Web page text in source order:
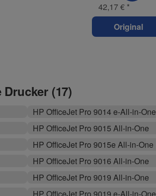
42,17 € *
Original
(17)
HP OfficeJet Pro 9014 e-All-in-One
HP OfficeJet Pro 9015 All-in-One
HP OfficeJet Pro 9015e All-in-One
HP OfficeJet Pro 9016 All-in-One
HP OfficeJet Pro 9019 All-in-One